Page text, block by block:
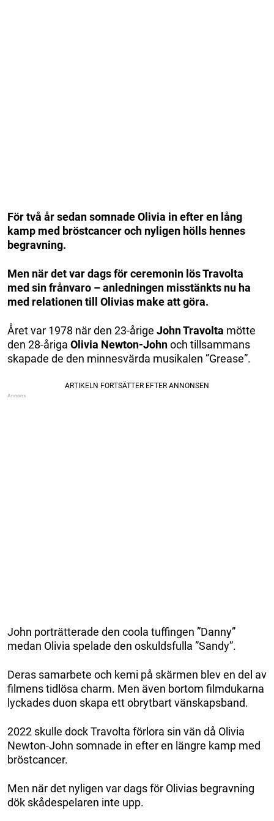
För två år sedan somnade Olivia in efter en lång
kamp med bröstcancer och nyligen hölls hennes
begravning.
Men när det var dags för ceremonin lös Travolta
med sin frånvaro – anledningen misstänkts nu ha
med relationen till Olivias make att göra.
Året var 1978 när den 23-årige John Travolta mötte
den 28-åriga Olivia Newton-Johnoch tillsammans
skapade de den minnesvärda musikalen ”Grease”.
John porträtterade den coola tuffingen ”Danny”
medan Olivia spelade den oskuldsfulla ”Sandy”.
Deras samarbete och kemi på skärmen blev en del av
filmens tidlösa charm. Men även bortom filmdukarna
lyckades duon skapa ett obrytbart vänskapsband.
2022 skulle dock Travolta förlora sin vän då Olivia
Newton-John somnade in efter en längre kamp med
bröstcancer.
Men när det nyligen var dags för Olivias begravning
dök skådespelaren inte upp.